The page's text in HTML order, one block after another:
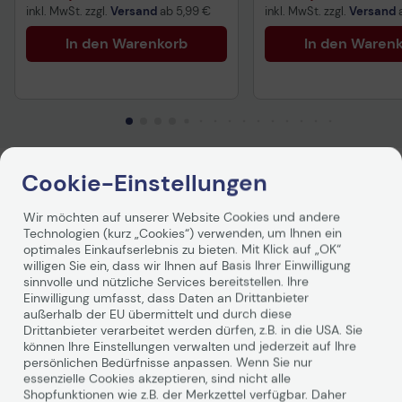
inkl. MwSt. zzgl. Versand ab 5,99 €
In den Warenkorb
inkl. MwSt. zzgl. Versand
In den
Produktbeschreibung
Epson - CoverPlus
Schneller, zuverlässiger Service für
Ihre Geräte
CoverPlus umfasst einen verlängerten Garantie- und
Serviceplan von Epson und bietet Ihnen absolute
Sorgenfreiheit und die Gewissheit, dass alle Teile und
Cookie-Einstellungen
Wir möchten auf unserer Website Cookies und andere
Technologien (kurz „Cookies“) verwenden, um Ihnen ein
optimales Einkaufserlebnis zu bieten. Mit Klick auf „OK“
willigen Sie ein, dass wir Ihnen auf Basis Ihrer Einwilligung
sinnvolle und nützliche Services bereitstellen. Ihre
Einwilligung umfasst, dass Daten an Drittanbieter
außerhalb der EU übermittelt und durch diese
Drittanbieter verarbeitet werden dürfen, z.B. in die USA. Sie
können Ihre Einstellungen verwalten und jederzeit auf Ihre
persönlichen Bedürfnisse anpassen. Wenn Sie nur
essenzielle Cookies akzeptieren, sind nicht alle
Shopfunktionen wie z.B. der Merkzettel verfügbar. Daher